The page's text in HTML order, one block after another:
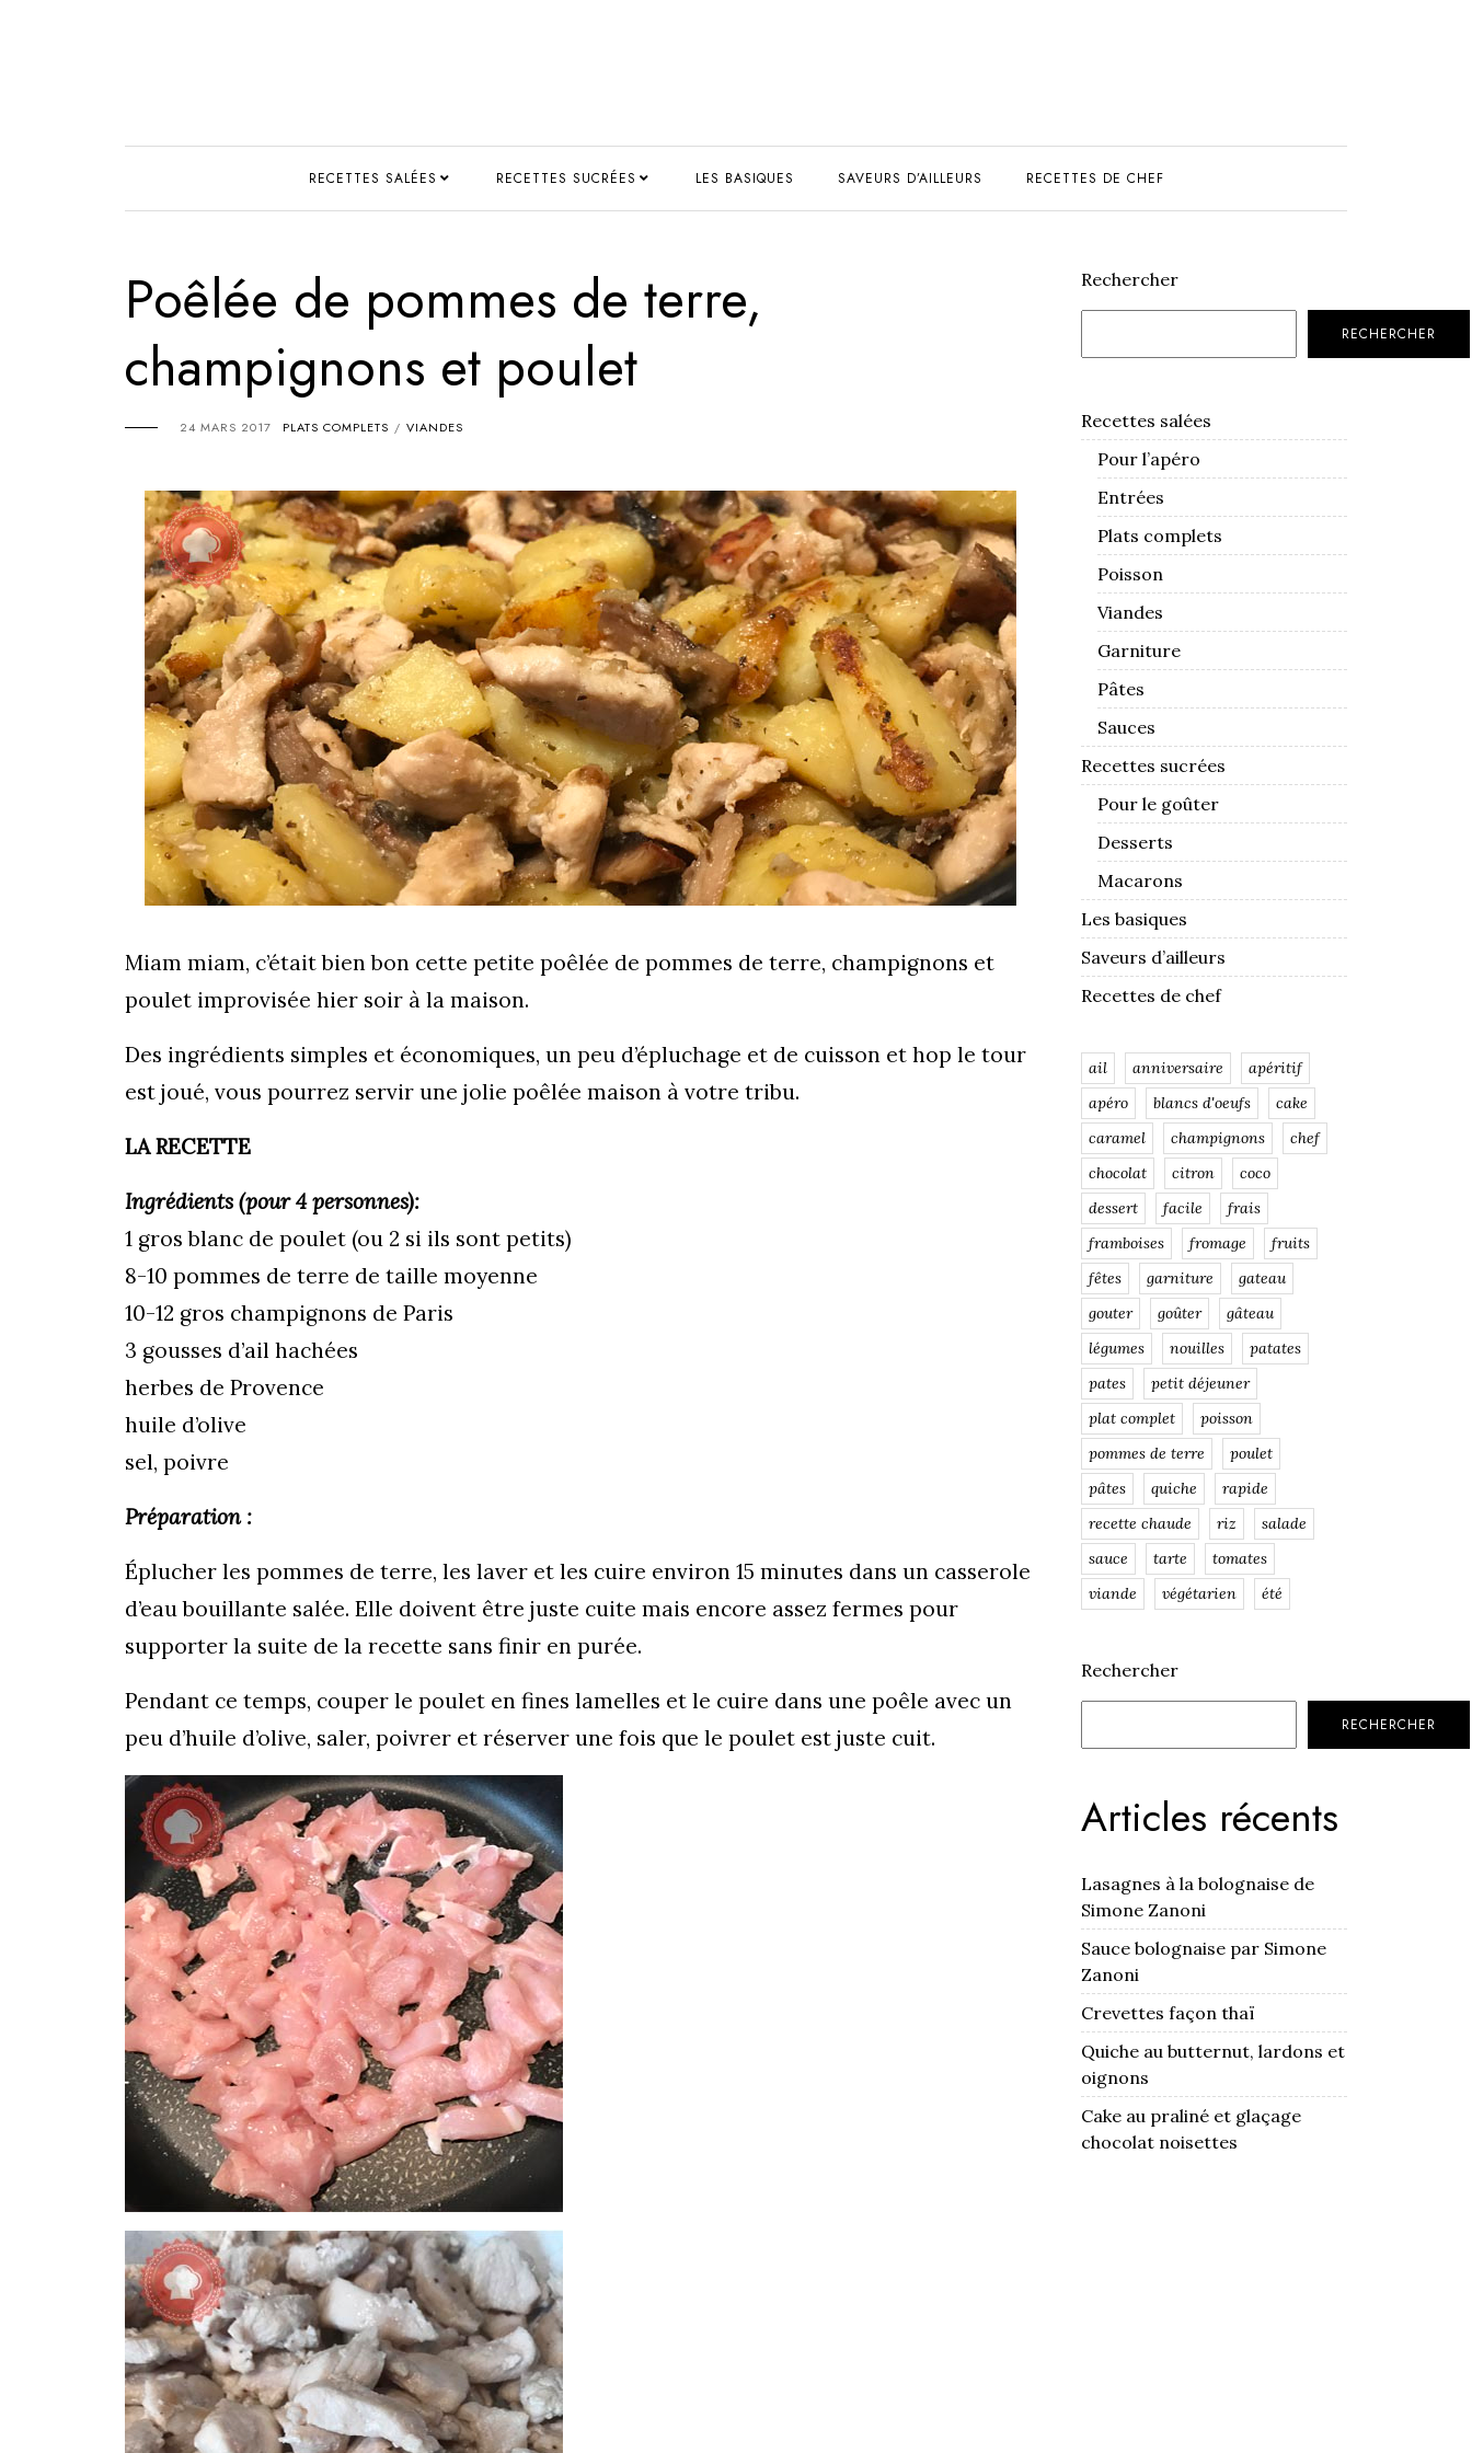
RECETTES SALÉES RECETTES SUCRÉES LES BASIQUES SAVEURS D’AILLEURS RECETTES DE CHEF
Poêlée de pommes de terre,
champignons et poulet
24 MARS 2017 PLATS COMPLETS / VIANDES
Miam miam, c’était bien bon cette petite poêlée de pommes de terre, champignons et
poulet improvisée hier soir à la maison.
Des ingrédients simples et économiques, un peu d’épluchage et de cuisson et hop le tour
est joué, vous pourrez servir une jolie poêlée maison à votre tribu.
LA RECETTE
Ingrédients (pour 4 personnes):
1 gros blanc de poulet (ou 2 si ils sont petits)
8-10 pommes de terre de taille moyenne
10-12 gros champignons de Paris
3 gousses d’ail hachées
herbes de Provence
huile d’olive
sel, poivre
Préparation :
Éplucher les pommes de terre, les laver et les cuire environ 15 minutes dans un casserole
d’eau bouillante salée. Elle doivent être juste cuite mais encore assez fermes pour
supporter la suite de la recette sans finir en purée.
Pendant ce temps, couper le poulet en fines lamelles et le cuire dans une poêle avec un
peu d’huile d’olive, saler, poivrer et réserver une fois que le poulet est juste cuit.
Rechercher
RECHERCHER
Recettes salées
Pour l’apéro
Entrées
Plats complets
Poisson
Viandes
Garniture
Pâtes
Sauces
Recettes sucrées
Pour le goûter
Desserts
Macarons
Les basiques
Saveurs d’ailleurs
Recettes de chef
ail anniversaire
apéritif
apéro
blancs d'oeufs
cake
caramel
champignons
chef
chocolat
citron
coco
dessert
facile
frais
framboises
fromage
fruits
fêtes
garniture
gateau
gouter
goûter
gâteau
légumes
nouilles
patates
pates
petit déjeuner
plat complet
poisson
pommes de terre
poulet
pâtes
quiche
rapide
recette chaude
riz
salade
sauce
tarte
tomates
viande
végétarien été
Rechercher
RECHERCHER
Articles récents
Lasagnes à la bolognaise de
Simone Zanoni
Sauce bolognaise par Simone
Zanoni
Crevettes façon thaï
Quiche au butternut, lardons et
oignons
Cake au praliné et glaçage
chocolat noisettes